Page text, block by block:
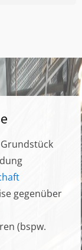
gegenüber
(bspw.